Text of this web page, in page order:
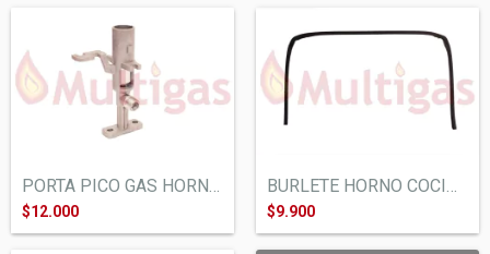
PORTA PICO GAS HORNALLA COCINA FLORENCIA...
$12.000
BURLETE HORNO COCINA FLORENCIA SINGER MA...
$9.900